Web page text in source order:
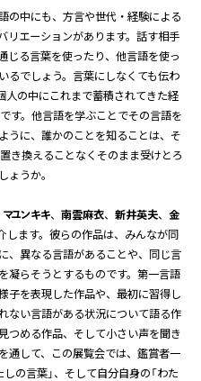
の中にも、方言や世代・経験による
リエーションがあります。話す相手
じる言葉を使ったり、他言語を使っ
るでしょう。言葉にしなくても伝わ
人の中にこれまで蓄積されてきた経
す。他言語を学ぶことでその言語を
うに、誰かのことを知ることは、そ
き換えることなくそのまま受けとろ
ょうか。
マユンキキ、 南雲麻衣、 新井英夫、 金
します。彼らの作品は、みんなが同
、異なる言語があることや、同じ言
凝らそうとするものです。第一言語
子を表現した作品や、最初に習得し
ない言語がある状況について語る作
つめる作品、そして小さい声を聞き
通して、この展覧会では、鑑賞者一
の言葉」、そして自分自身の「わた